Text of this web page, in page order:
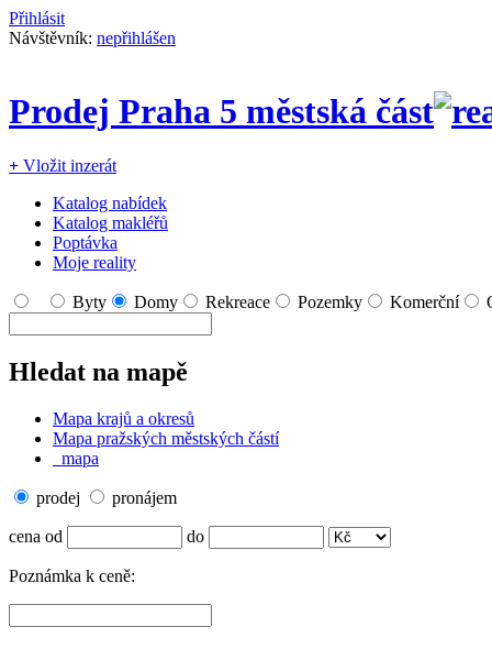
Přihlásit
Návštěvník: nepřihlášen
Prodej Praha 5 městská část
+ Vložit inzerát
Katalog nabídek
Katalog makléřů
Poptávka
Moje reality
Byty Domy Rekreace Pozemky Komerční
Hledat na mapě
Mapa krajů a okresů
Mapa pražských městských částí
mapa
prodej pronájem
cena od do
Poznámka k ceně: